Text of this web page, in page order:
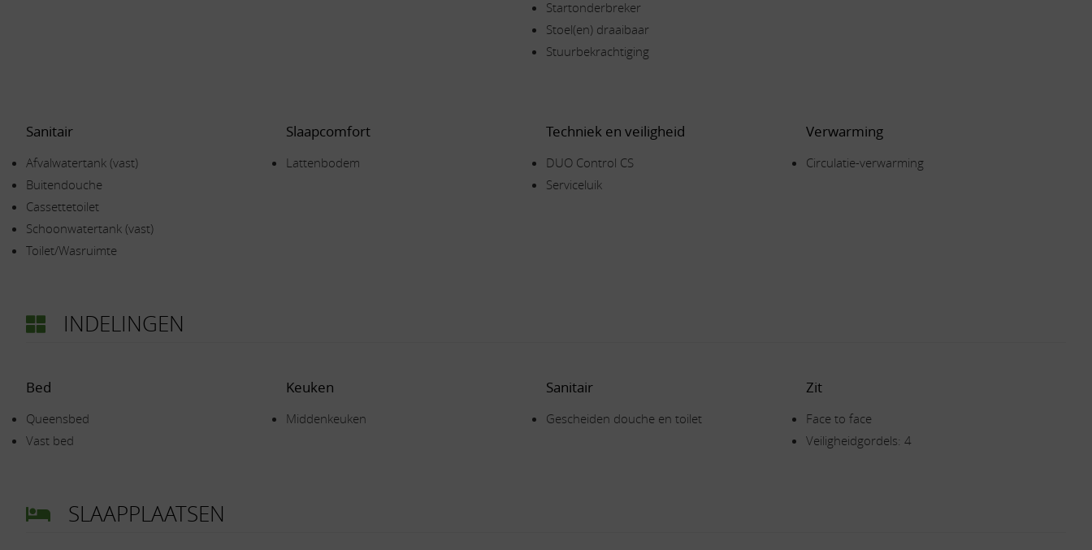
Startonderbreker
Stoel(en) draaibaar
Stuurbekrachtiging
Sanitair
Afvalwatertank (vast)
Buitendouche
Cassettetoilet
Schoonwatertank (vast)
Toilet/Wasruimte
Slaapcomfort
Lattenbodem
Techniek en veiligheid
DUO Control CS
Serviceluik
Verwarming
Circulatie-verwarming
INDELINGEN
Bed
Queensbed
Vast bed
Keuken
Middenkeuken
Sanitair
Gescheiden douche en toilet
Zit
Face to face
Veiligheidgordels: 4
SLAAPPLAATSEN